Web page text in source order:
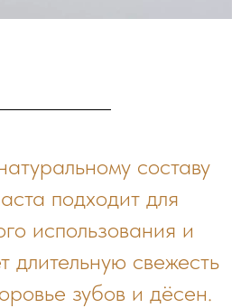
составу
подходит для
использования и
длительную свежесть
зубов и дёсен.